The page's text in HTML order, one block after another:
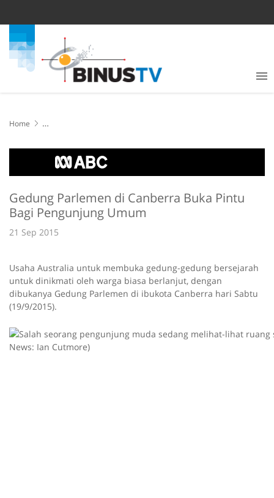
Home
Gedung Parlemen di Canberra Buka Pintu
Bagi Pengunjung Umum
21 Sep 2015
Usaha Australia untuk membuka gedung-gedung bersejarah
untuk dinikmati oleh warga biasa berlanjut, dengan
dibukanya Gedung Parlemen di ibukota Canberra hari Sabtu
(19/9/2015).